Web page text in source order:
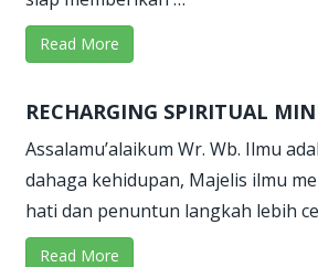
Read More
RECHARGING SPIRITUAL
Assalamu’alaikum Wr. Wb. Ilmu
dahaga kehidupan, Majelis ilmu
hati dan penuntun langkah lebih
Read More